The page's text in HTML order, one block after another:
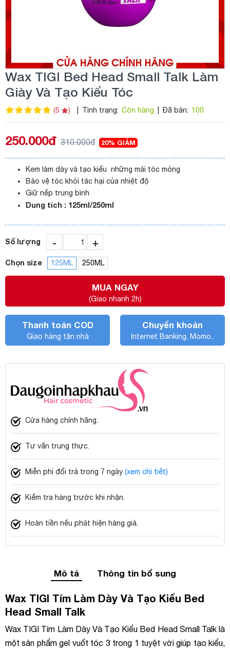
Wax TIGI Bed Head Small Talk Làm
Giày Và Tạo Kiểu Tóc
(5 ) Tình trạng: Còn hàng Đã bán: 100
250.000đ 310.000đ 20% GIẢM
Kem làm dày và tạo kiểu những mái tóc mỏng
Bảo vệ tóc khỏi tác hại của nhiệt độ
Giữ nếp trung bình
Dung tích : 125ml/250ml
Số lượng - +
Chọn size 125ML 250ML
MUA NGAY
(Giao nhanh 2h)
Thanh toán COD
Giao hàng tận nhà
Chuyển khoản
Internet Banking, Momo..
Cửa hàng chính hãng.
Tư vấn trung thực.
Miễn phí đổi trả trong 7 ngày (xem chi tiết)
Kiểm tra hàng trước khi nhận.
Hoàn tiền nếu phát hiện hàng giả.
Mô tả Thông tin bổ sung
Wax TIGI Tím Làm Dày Và Tạo Kiểu Bed
Head Small Talk
Wax TIGI Tím Làm Dày Và Tạo Kiểu Bed Head Small Talk là
một sản phẩm gel vuốt tóc 3 trong 1 tuyệt vời giúp tạo kiểu,